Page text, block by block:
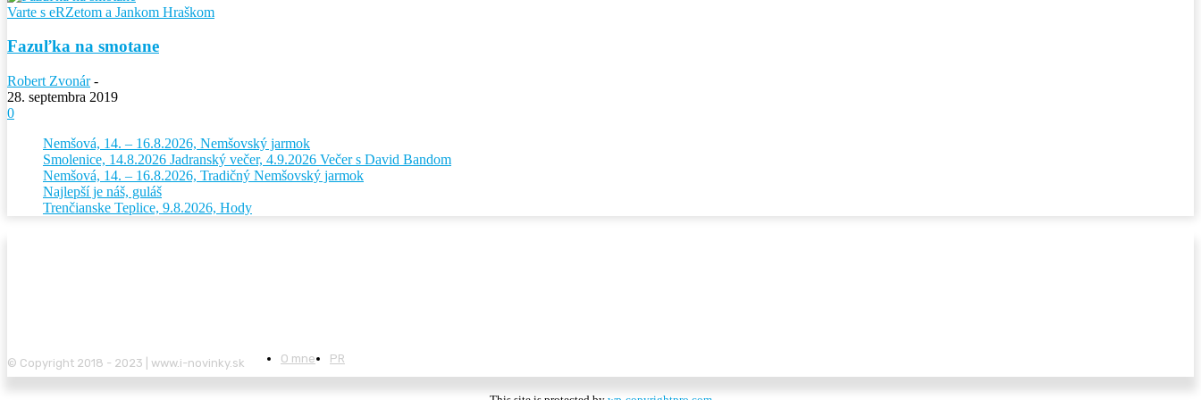
Varte s eRZetom a Jankom Hraškom
Fazuľka na smotane
Robert Zvonár -
28. septembra 2019
0
Nemšová, 14. – 16.8.2026, Nemšovský jarmok
Smolenice, 14.8.2026 Jadranský večer, 4.9.2026 Večer s David Bandom
Nemšová, 14. – 16.8.2026, Tradičný Nemšovský jarmok
Najlepší je náš, guláš
Trenčianske Teplice, 9.8.2026, Hody
© Copyright 2018 - 2023 | www.i-novinky.sk O mne PR